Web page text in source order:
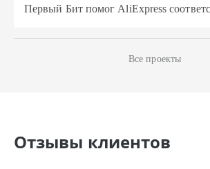
Первый Бит помог AliExpress
Все проекты
Отзывы клиентов